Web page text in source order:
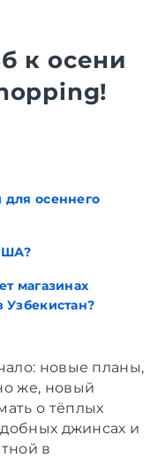
к осени
для осеннего
магазинах
новые планы,
же, новый
о тёплых
джинсах и
в